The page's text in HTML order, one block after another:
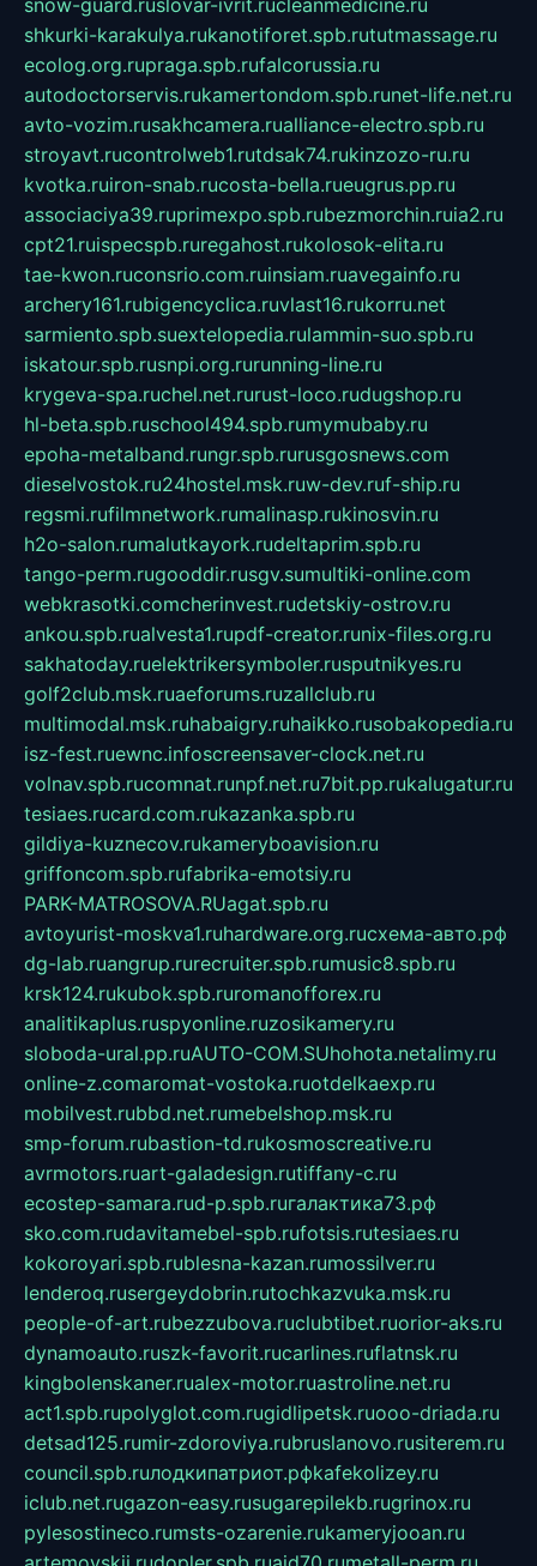
shkurki-karakulya.rukanotiforet.spb.rututmassage.ru
ecolog.org.rupraga.spb.rufalcorussia.ru
autodoctorservis.rukamertondom.spb.runet-life.net.ru
avto-vozim.rusakhcamera.rualliance-electro.spb.ru
stroyavt.rucontrolweb1.rutdsak74.rukinzozo-ru.ru
kvotka.ruiron-snab.rucosta-bella.rueugrus.pp.ru
associaciya39.ruprimexpo.spb.rubezmorchin.ruia2.ru
cpt21.ruispecspb.ruregahost.rukolosok-elita.ru
tae-kwon.ruconsrio.com.ruinsiam.ruavegainfo.ru
archery161.rubigencyclica.ruvlast16.rukorru.net
sarmiento.spb.suextelopedia.rulammin-suo.spb.ru
iskatour.spb.rusnpi.org.rurunning-line.ru
krygeva-spa.ruchel.net.rurust-loco.rudugshop.ru
hl-beta.spb.ruschool494.spb.rumymubaby.ru
epoha-metalband.rungr.spb.rurusgosnews.com
dieselvostok.ru24hostel.msk.ruw-dev.ruf-ship.ru
regsmi.rufilmnetwork.rumalinasp.rukinosvin.ru
h2o-salon.rumalutkayork.rudeltaprim.spb.ru
tango-perm.rugooddir.rusgv.sumultiki-online.com
webkrasotki.comcherinvest.rudetskiy-ostrov.ru
ankou.spb.rualvesta1.rupdf-creator.runix-files.org.ru
sakhatoday.ruelektrikersymboler.rusputnikyes.ru
golf2club.msk.ruaeforums.ruzallclub.ru
multimodal.msk.ruhabaigry.ruhaikko.rusobakopedia.ru
isz-fest.ruewnc.infoscreensaver-clock.net.ru
volnav.spb.rucomnat.runpf.net.ru7bit.pp.rukalugatur.ru
tesiaes.rucard.com.rukazanka.spb.ru
gildiya-kuznecov.rukameryboavision.ru
griffoncom.spb.rufabrika-emotsiy.ru
PARK-MATROSOVA.RUagat.spb.ru
avtoyurist-moskva1.ruhardware.org.ruсхема-авто.рф
dg-lab.ruangrup.rurecruiter.spb.rumusic8.spb.ru
krsk124.rukubok.spb.ruromanofforex.ru
analitikaplus.ruspyonline.ruzosikamery.ru
sloboda-ural.pp.ruAUTO-COM.SUhohota.netalimy.ru
online-z.comaromat-vostoka.ruotdelkaexp.ru
mobilvest.rubbd.net.rumebelshop.msk.ru
smp-forum.rubastion-td.rukosmoscreative.ru
avrmotors.ruart-galadesign.rutiffany-c.ru
ecostep-samara.rud-p.spb.ruгалактика73.рф
sko.com.rudavitamebel-spb.rufotsis.rutesiaes.ru
kokoroyari.spb.rublesna-kazan.rumossilver.ru
lenderoq.rusergeydobrin.rutochkazvuka.msk.ru
people-of-art.rubezzubova.ruclubtibet.ruorior-aks.ru
dynamoauto.ruszk-favorit.rucarlines.ruflatnsk.ru
kingbolenskaner.rualex-motor.ruastroline.net.ru
act1.spb.rupolyglot.com.rugidlipetsk.ruooo-driada.ru
detsad125.rumir-zdoroviya.rubruslanovo.rusiterem.ru
council.spb.ruлодкипатриот.рфkafekolizey.ru
iclub.net.rugazon-easy.rusugarepilekb.rugrinox.ru
pylesostineco.rumsts-ozarenie.rukameryjooan.ru